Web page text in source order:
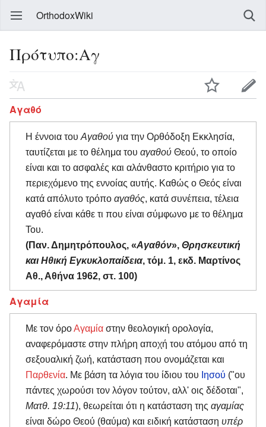
OrthodoxWiki
Πρότυπο:Αγ
Αγαθό
Η έννοια του Αγαθού για την Ορθόδοξη Εκκλησία,
ταυτίζεται με το θέλημα του αγαθού Θεού, το οποίο
είναι και το ασφαλές και αλάνθαστο κριτήριο για το
περιεχόμενο της εννοίας αυτής. Καθώς ο Θεός είναι
κατά απόλυτο τρόπο αγαθός, κατά συνέπεια, τέλεια
αγαθό είναι κάθε τι που είναι σύμφωνο με το θέλημα
Του.
(Παν. Δημητρόπουλος, «Αγαθόν», Θρησκευτική
και Ηθική Εγκυκλοπαίδεια, τόμ. 1, εκδ. Μαρτίνος
Αθ., Αθήνα 1962, στ. 100)
Αγαμία
Με τον όροΑγαμία στην θεολογική ορολογία,
αναφερόμαστε στην πλήρη αποχή του ατόμου από τη
σεξουαλική ζωή, κατάσταση που ονομάζεται και
Παρθενία. Με βάση τα λόγια του ίδιου του Ιησού ("ου
πάντες χωρούσι τον λόγον τούτον, αλλ' οις δέδοται",
Ματθ. 19:11), θεωρείται ότι η κατάσταση της αγαμίας
είναι δώρο Θεού (θαύμα) και ειδική κατάσταση υπέρ